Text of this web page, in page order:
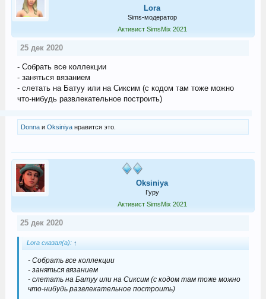
Lora
Sims-модератор
Активист SimsMix 2021
25 дек 2020
- Собрать все коллекции
- заняться вязанием
- слетать на Батуу или на Сиксим (с кодом там тоже можно
что-нибудь развлекательное построить)
Donnaи Oksiniyaнравится это.
Oksiniya
Гуру
Активист SimsMix 2021
25 дек 2020
Lora сказал(а): ↑
- Собрать все коллекции
- заняться вязанием
- слетать на Батуу или на Сиксим (с кодом там тоже можно
что-нибудь развлекательное построить)